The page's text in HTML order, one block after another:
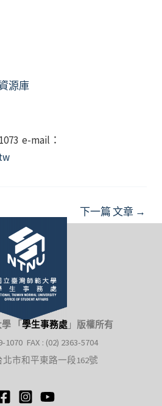
源庫
e-mail：
下一篇 文章 →
「 學生事務處 」 版權所有
1070 FAX : (02) 2363-5704
北市和平東路一段162號